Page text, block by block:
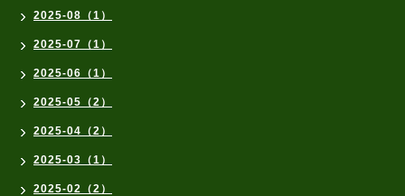
2025-08（1）
2025-07（1）
2025-06（1）
2025-05（2）
2025-04（2）
2025-03（1）
2025-02（2）